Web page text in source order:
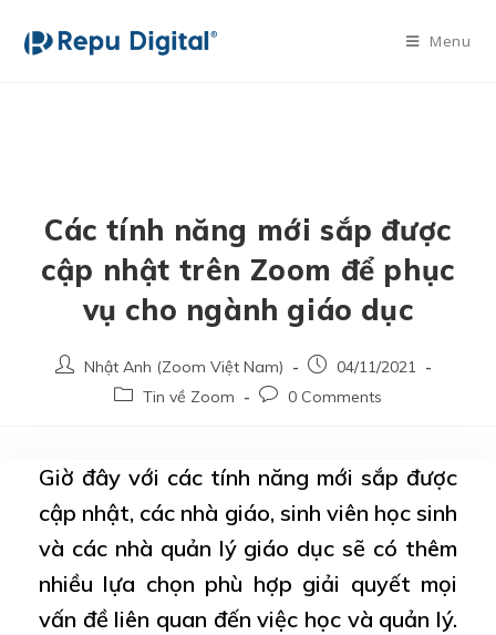
Menu
Các tính năng mới sắp được
cập nhật trên Zoom để phục
vụ cho ngành giáo dục
Nhật Anh (Zoom Việt Nam)
04/11/2021
Tin về Zoom
0 Comments
Giờ đây với các tính năng mới sắp được
cập nhật, các nhà giáo, sinh viên học sinh
và các nhà quản lý giáo dục sẽ có thêm
nhiều lựa chọn phù hợp giải quyết mọi
vấn đề liên quan đến việc học và quản lý.